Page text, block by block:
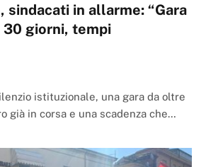
sindacati in allarme: “Gara
30 giorni, tempi
istituzionale, una gara da oltre
già in corsa e una scadenza che…